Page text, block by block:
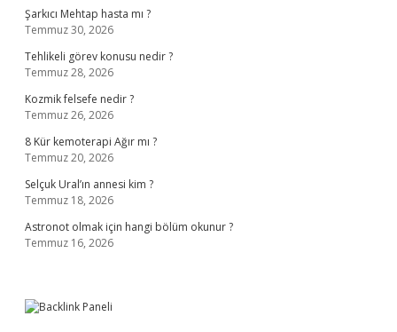
Şarkıcı Mehtap hasta mı ?
Temmuz 30, 2026
Tehlikeli görev konusu nedir ?
Temmuz 28, 2026
Kozmik felsefe nedir ?
Temmuz 26, 2026
8 Kür kemoterapi Ağır mı ?
Temmuz 20, 2026
Selçuk Ural’ın annesi kim ?
Temmuz 18, 2026
Astronot olmak için hangi bölüm okunur ?
Temmuz 16, 2026